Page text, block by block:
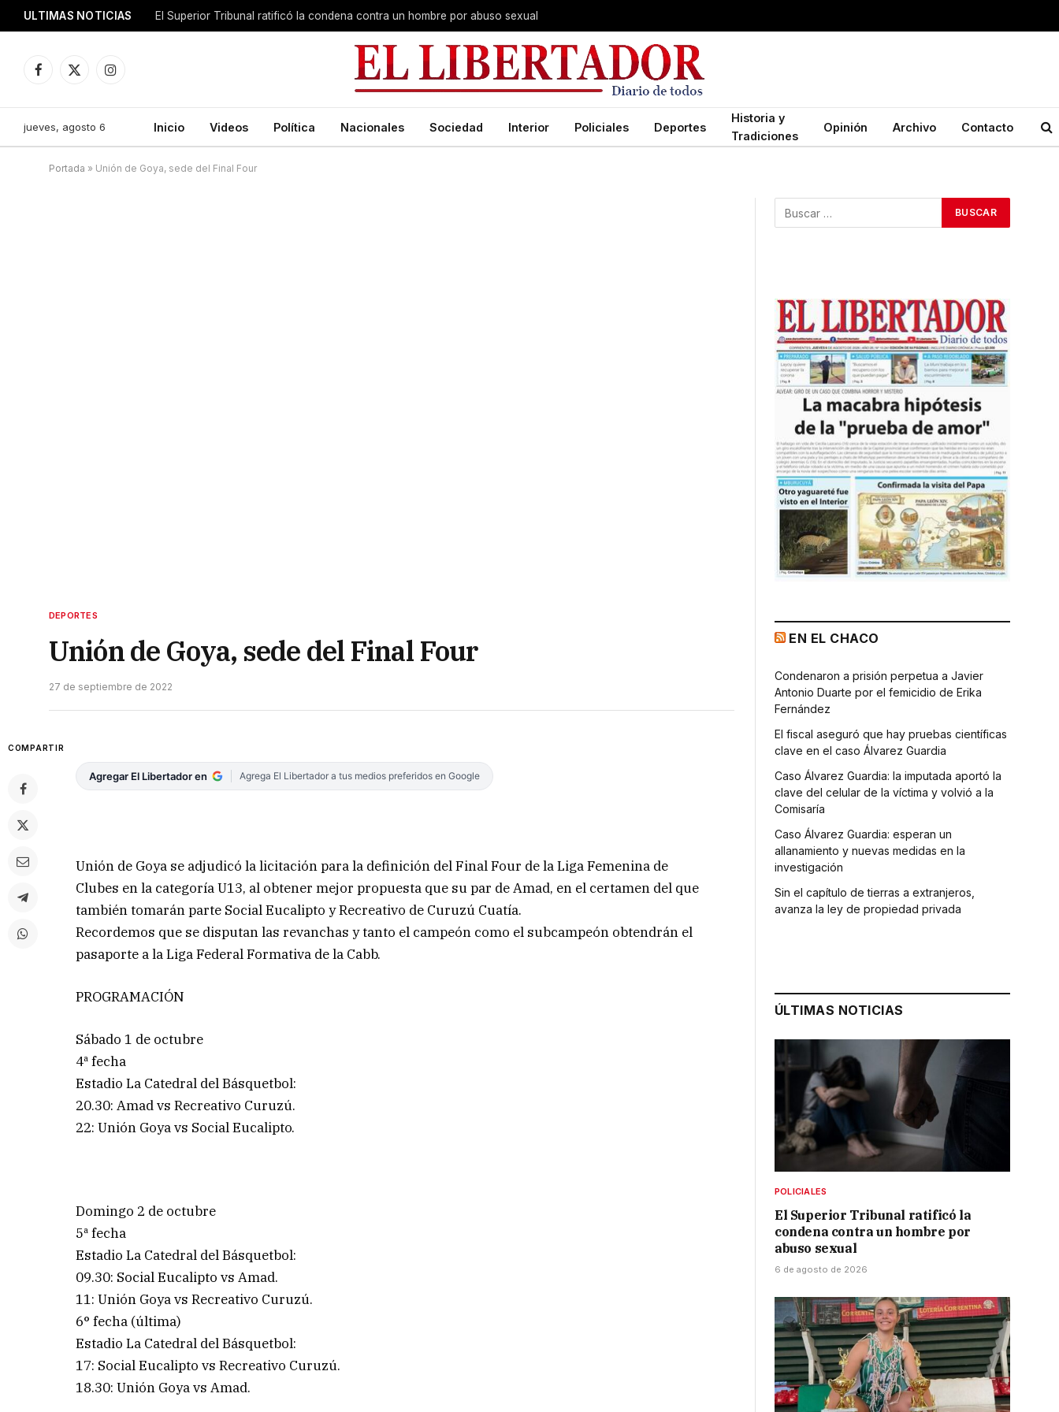
ULTIMAS NOTICIAS El Superior Tribunal ratificó la condena contra un hombre por abuso sexual
Facebook
X
Instagram
jueves, agosto 6 Inicio Videos Política Nacionales Sociedad Interior Policiales Deportes
Historia y
Tradiciones
Opinión Archivo Contacto
Portada » Unión de Goya, sede del Final Four
DEPORTES
Unión de Goya, sede del Final Four
27 de septiembre de 2022
COMPARTIR
Agregar El Libertador en Agrega El Libertador a tus medios preferidos en Google
Unión de Goya se adjudicó la licitación para la definición del Final Four de la Liga Femenina de
Clubes en la categoría U13, al obtener mejor propuesta que su par de Amad, en el certamen del que
también tomarán parte Social Eucalipto y Recreativo de Curuzú Cuatía.
Recordemos que se disputan las revanchas y tanto el campeón como el subcampeón obtendrán el
pasaporte a la Liga Federal Formativa de la Cabb.
PROGRAMACIÓN
Sábado 1 de octubre
4ª fecha
Estadio La Catedral del Básquetbol:
20.30: Amad vs Recreativo Curuzú.
22: Unión Goya vs Social Eucalipto.
Domingo 2 de octubre
5ª fecha
Estadio La Catedral del Básquetbol:
09.30: Social Eucalipto vs Amad.
11: Unión Goya vs Recreativo Curuzú.
6° fecha (última)
Estadio La Catedral del Básquetbol:
17: Social Eucalipto vs Recreativo Curuzú.
18.30: Unión Goya vs Amad.
EN EL CHACO
Condenaron a prisión perpetua a Javier
Antonio Duarte por el femicidio de Erika
Fernández
El fiscal aseguró que hay pruebas científicas
clave en el caso Álvarez Guardia
Caso Álvarez Guardia: la imputada aportó la
clave del celular de la víctima y volvió a la
Comisaría
Caso Álvarez Guardia: esperan un
allanamiento y nuevas medidas en la
investigación
Sin el capítulo de tierras a extranjeros,
avanza la ley de propiedad privada
ÚLTIMAS NOTICIAS
POLICIALES
El Superior Tribunal ratificó la
condena contra un hombre por
abuso sexual
6 de agosto de 2026